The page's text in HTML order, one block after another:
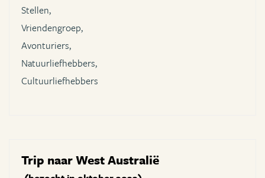
Stellen,
Vriendengroep,
Avonturiers,
Natuurliefhebbers,
Cultuurliefhebbers
Trip naar West Australië